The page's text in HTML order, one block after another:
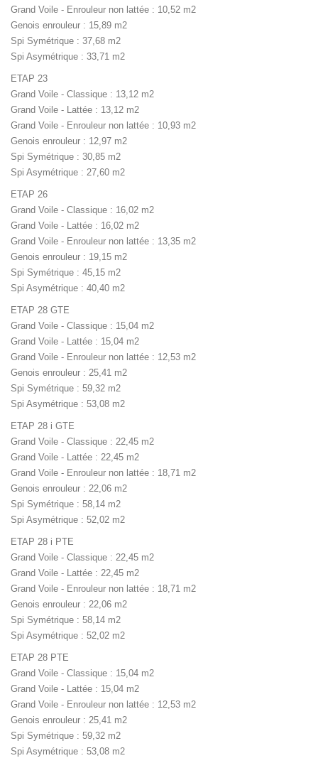
Grand Voile - Enrouleur non lattée : 10,52 m2
Genois enrouleur : 15,89 m2
Spi Symétrique : 37,68 m2
Spi Asymétrique : 33,71 m2
ETAP 23
Grand Voile - Classique : 13,12 m2
Grand Voile - Lattée : 13,12 m2
Grand Voile - Enrouleur non lattée : 10,93 m2
Genois enrouleur : 12,97 m2
Spi Symétrique : 30,85 m2
Spi Asymétrique : 27,60 m2
ETAP 26
Grand Voile - Classique : 16,02 m2
Grand Voile - Lattée : 16,02 m2
Grand Voile - Enrouleur non lattée : 13,35 m2
Genois enrouleur : 19,15 m2
Spi Symétrique : 45,15 m2
Spi Asymétrique : 40,40 m2
ETAP 28 GTE
Grand Voile - Classique : 15,04 m2
Grand Voile - Lattée : 15,04 m2
Grand Voile - Enrouleur non lattée : 12,53 m2
Genois enrouleur : 25,41 m2
Spi Symétrique : 59,32 m2
Spi Asymétrique : 53,08 m2
ETAP 28 i GTE
Grand Voile - Classique : 22,45 m2
Grand Voile - Lattée : 22,45 m2
Grand Voile - Enrouleur non lattée : 18,71 m2
Genois enrouleur : 22,06 m2
Spi Symétrique : 58,14 m2
Spi Asymétrique : 52,02 m2
ETAP 28 i PTE
Grand Voile - Classique : 22,45 m2
Grand Voile - Lattée : 22,45 m2
Grand Voile - Enrouleur non lattée : 18,71 m2
Genois enrouleur : 22,06 m2
Spi Symétrique : 58,14 m2
Spi Asymétrique : 52,02 m2
ETAP 28 PTE
Grand Voile - Classique : 15,04 m2
Grand Voile - Lattée : 15,04 m2
Grand Voile - Enrouleur non lattée : 12,53 m2
Genois enrouleur : 25,41 m2
Spi Symétrique : 59,32 m2
Spi Asymétrique : 53,08 m2